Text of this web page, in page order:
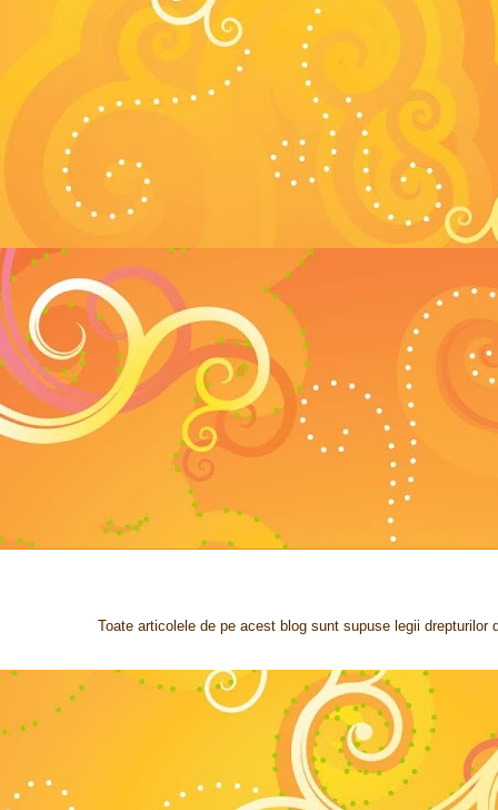
Toate articolele de pe acest blog sunt supuse legii